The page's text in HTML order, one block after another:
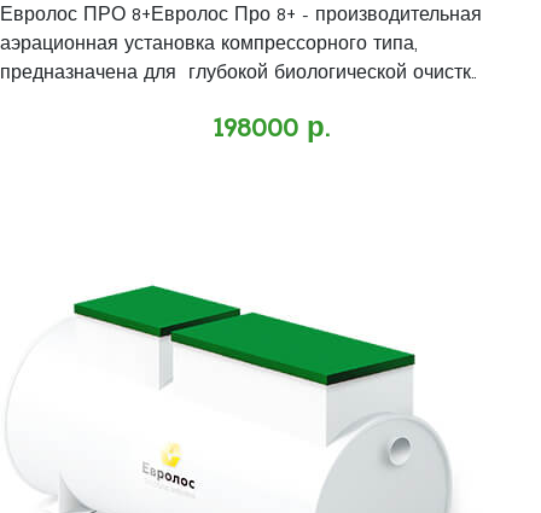
Евролос ПРО 8+Евролос Про 8+ - производительная
аэрационная установка компрессорного типа,
предназначена для глубокой биологической очистк..
198000 р.